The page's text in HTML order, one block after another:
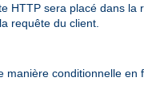
HTTP sera placé dans la
requête du client.
manière conditionnelle en